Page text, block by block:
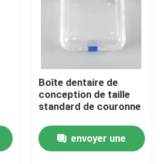
Boîte dentaire de
conception de taille
standard de couronne
envoyer une